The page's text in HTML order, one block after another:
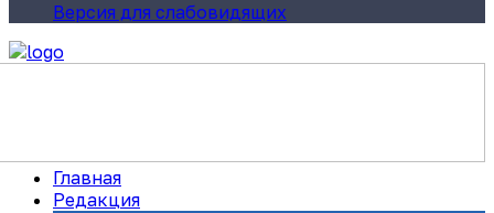
Версия для слабовидящих
Главная
Редакция